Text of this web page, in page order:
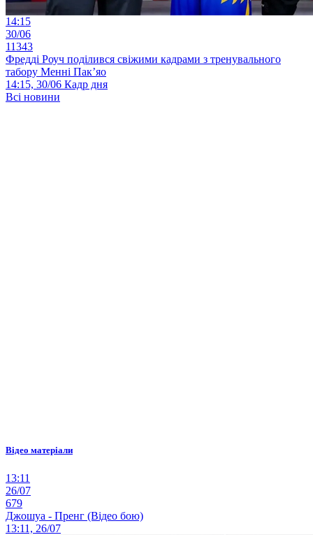
14:15
30/06
11343
Фредді Роуч поділився свіжими кадрами з тренувального
табору Менні Пак’яо
14:15, 30/06 Кадр дня
Всі новини
Відео матеріали
13:11
26/07
679
Джошуа - Пренг (Відео бою)
13:11, 26/07